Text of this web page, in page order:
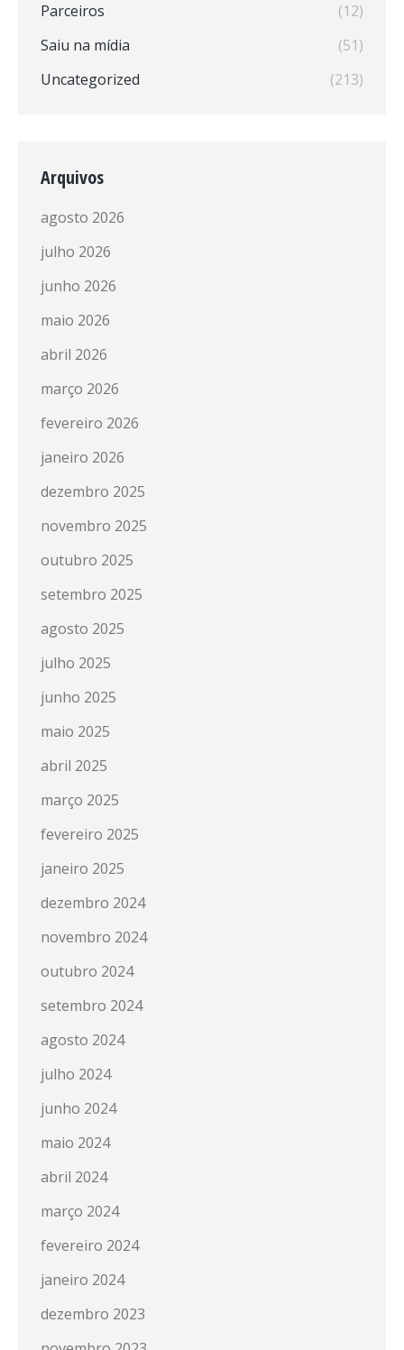
Parceiros
(12)
Saiu na mídia
(51)
Uncategorized
(213)
Arquivos
agosto 2026
julho 2026
junho 2026
maio 2026
abril 2026
março 2026
fevereiro 2026
janeiro 2026
dezembro 2025
novembro 2025
outubro 2025
setembro 2025
agosto 2025
julho 2025
junho 2025
maio 2025
abril 2025
março 2025
fevereiro 2025
janeiro 2025
dezembro 2024
novembro 2024
outubro 2024
setembro 2024
agosto 2024
julho 2024
junho 2024
maio 2024
abril 2024
março 2024
fevereiro 2024
janeiro 2024
dezembro 2023